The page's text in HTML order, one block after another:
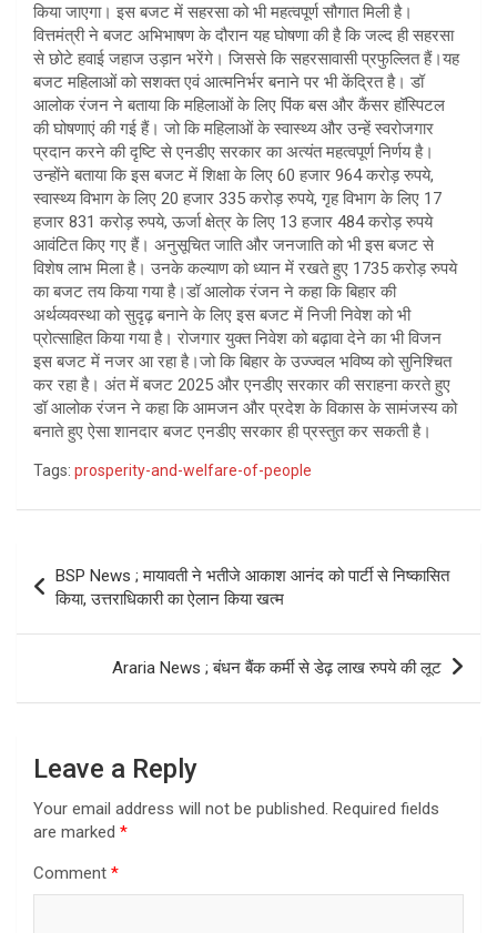
किया जाएगा। इस बजट में सहरसा को भी महत्वपूर्ण सौगात मिली है।
वित्तमंत्री ने बजट अभिभाषण के दौरान यह घोषणा की है कि जल्द ही सहरसा
से छोटे हवाई जहाज उड़ान भरेंगे। जिससे कि सहरसावासी प्रफुल्लित हैं।यह
बजट महिलाओं को सशक्त एवं आत्मनिर्भर बनाने पर भी केंद्रित है। डॉ
आलोक रंजन ने बताया कि महिलाओं के लिए पिंक बस और कैंसर हॉस्पिटल
की घोषणाएं की गई हैं। जो कि महिलाओं के स्वास्थ्य और उन्हें स्वरोजगार
प्रदान करने की दृष्टि से एनडीए सरकार का अत्यंत महत्वपूर्ण निर्णय है।
उन्होंने बताया कि इस बजट में शिक्षा के लिए 60 हजार 964 करोड़ रुपये,
स्वास्थ्य विभाग के लिए 20 हजार 335 करोड़ रुपये, गृह विभाग के लिए 17
हजार 831 करोड़ रुपये, ऊर्जा क्षेत्र के लिए 13 हजार 484 करोड़ रुपये
आवंटित किए गए हैं। अनुसूचित जाति और जनजाति को भी इस बजट से
विशेष लाभ मिला है। उनके कल्याण को ध्यान में रखते हुए 1735 करोड़ रुपये
का बजट तय किया गया है।डॉ आलोक रंजन ने कहा कि बिहार की
अर्थव्यवस्था को सुदृढ़ बनाने के लिए इस बजट में निजी निवेश को भी
प्रोत्साहित किया गया है। रोजगार युक्त निवेश को बढ़ावा देने का भी विजन
इस बजट में नजर आ रहा है।जो कि बिहार के उज्ज्वल भविष्य को सुनिश्चित
कर रहा है। अंत में बजट 2025 और एनडीए सरकार की सराहना करते हुए
डॉ आलोक रंजन ने कहा कि आमजन और प्रदेश के विकास के सामंजस्य को
बनाते हुए ऐसा शानदार बजट एनडीए सरकार ही प्रस्तुत कर सकती है।
Tags: prosperity-and-welfare-of-people
navigation
BSP News ; मायावती ने भतीजे आकाश आनंद को पार्टी से निष्कासित
किया, उत्तराधिकारी का ऐलान किया खत्म
Araria News ; बंधन बैंक कर्मी से डेढ़ लाख रुपये की लूट
Leave a Reply
Your email address will not be published. Required fields
are marked *
Comment *